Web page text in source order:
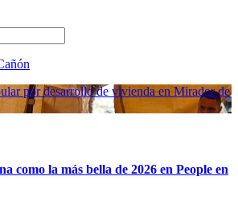
por desarrollo de vivienda en Mirador de
como la más bella de 2026 en People en